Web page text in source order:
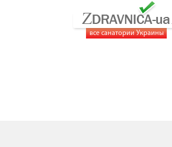
все санатории Украины